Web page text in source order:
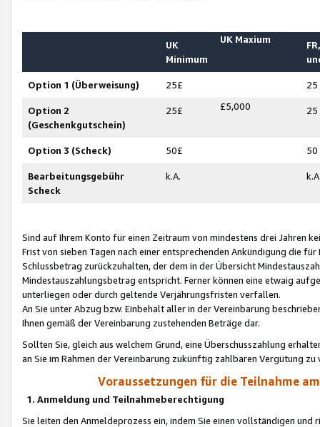
UK
Minimum
UK Maxium
Option 1 (Überweisung) 25£ 25
Option 2
(Geschenkgutschein)
25£ £5,000 25
Option 3 (Scheck) 50£ 50
Bearbeitungsgebühr
Scheck
k.A.
Sind auf Ihrem Konto für einen Zeitraum von mindestens drei Jahren
Frist von sieben Tagen nach einer entsprechenden Ankündigung die
Schlussbetrag zurückzuhalten, der dem in der Übersicht
Mindestauszahlungsbetrag entspricht. Ferner können eine etwaig
unterliegen oder durch geltende Verjährungsfristen verfallen.
An Sie unter Abzug bzw. Einbehalt aller in der Vereinbarung
Ihnen gemäß der Vereinbarung zustehenden Beträge dar.
Sollten Sie, gleich aus welchem Grund, eine Überschusszahlung
an Sie im Rahmen der Vereinbarung zukünftig zahlbaren Vergütung zu
Voraussetzungen für die Teilnahme
1. Anmeldung und Teilnahmeberechtigung
Sie leiten den Anmeldeprozess ein, indem Sie einen vollständigen